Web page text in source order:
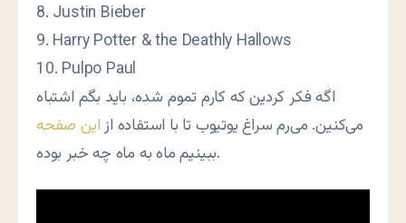
8. Justin Bieber
9. Harry Potter & the Deathly Hallows
10. Pulpo Paul
اگه فکر کردین که کارم تموم شده، باید بگم اشتباه
می‌کنین. می‌رم سراغ یوتیوب تا با استفاده از این صفحه
ببینیم ماه به ماه چه خبر بوده.